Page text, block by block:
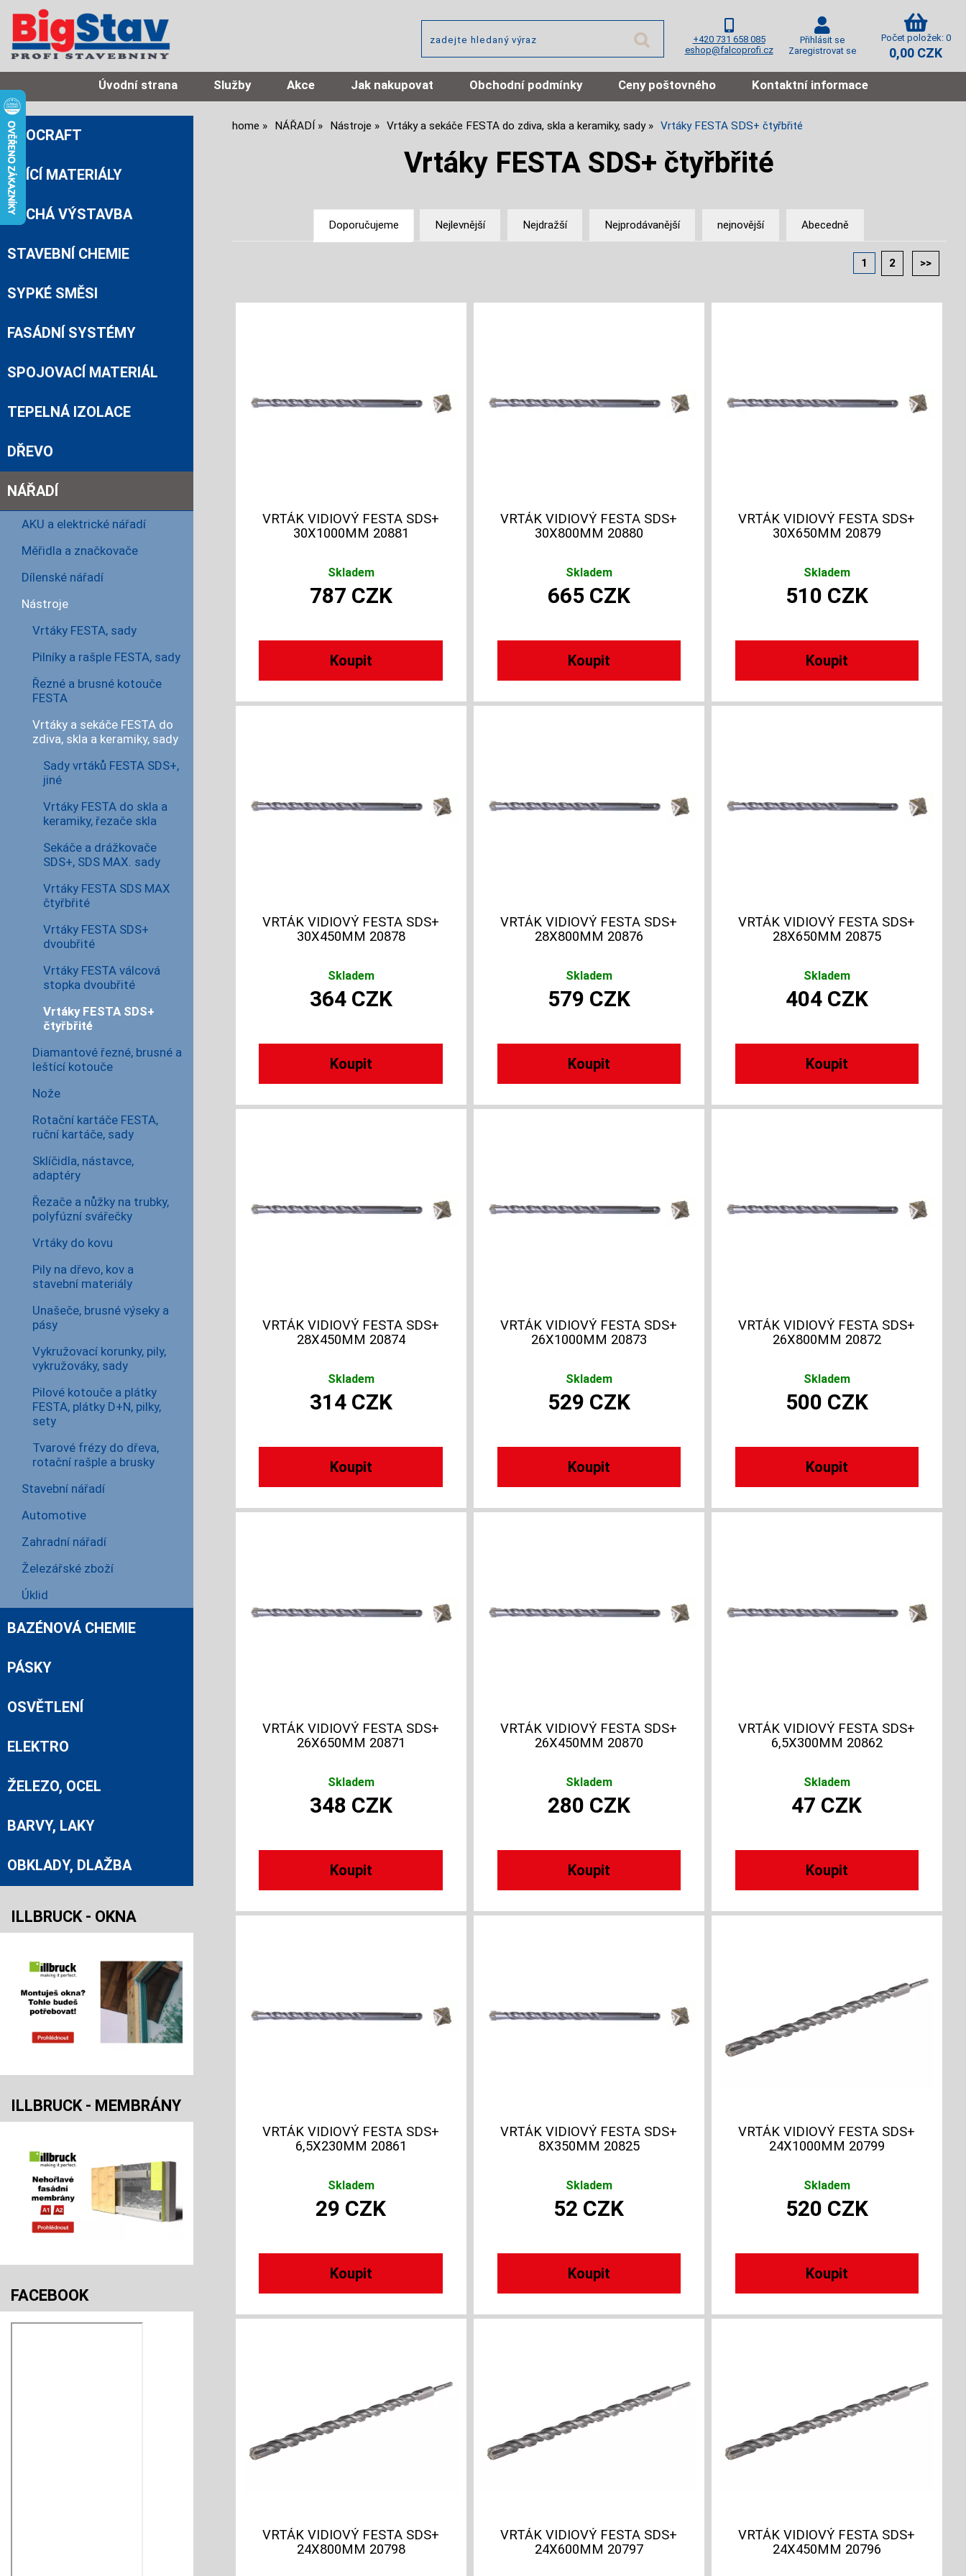
+420 731 658 085
eshop@falcoprofi.cz
Přihlásit se
Zaregistrovat se
Počet položek: 0
0,00 CZK
Úvodní strana Služby Akce Jak nakupovat Obchodní podmínky Ceny poštovného Kontaktní informace
home NÁŘADÍ Nástroje Vrtáky a sekáče FESTA do zdiva, skla a keramiky, sady Vrtáky FESTA SDS+ čtyřbřité
Vrtáky FESTA SDS+ čtyřbřité
Doporučujeme Nejlevnější Nejdražší Nejprodávanější nejnovější Abecedně
1 2 >>
VRTÁK VIDIOVÝ FESTA SDS+
30X1000MM 20881
Skladem
787 CZK
VRTÁK VIDIOVÝ FESTA SDS+
30X800MM 20880
Skladem
665 CZK
VRTÁK VIDIOVÝ FESTA SDS+
30X650MM 20879
Skladem
510 CZK
VRTÁK VIDIOVÝ FESTA SDS+
30X450MM 20878
Skladem
364 CZK
VRTÁK VIDIOVÝ FESTA SDS+
28X800MM 20876
Skladem
579 CZK
VRTÁK VIDIOVÝ FESTA SDS+
28X650MM 20875
Skladem
404 CZK
VRTÁK VIDIOVÝ FESTA SDS+
28X450MM 20874
Skladem
314 CZK
VRTÁK VIDIOVÝ FESTA SDS+
26X1000MM 20873
Skladem
529 CZK
VRTÁK VIDIOVÝ FESTA SDS+
26X800MM 20872
Skladem
500 CZK
VRTÁK VIDIOVÝ FESTA SDS+
26X650MM 20871
Skladem
348 CZK
VRTÁK VIDIOVÝ FESTA SDS+
26X450MM 20870
Skladem
280 CZK
VRTÁK VIDIOVÝ FESTA SDS+
6,5X300MM 20862
Skladem
47 CZK
VRTÁK VIDIOVÝ FESTA SDS+
6,5X230MM 20861
Skladem
29 CZK
VRTÁK VIDIOVÝ FESTA SDS+
8X350MM 20825
Skladem
52 CZK
VRTÁK VIDIOVÝ FESTA SDS+
24X1000MM 20799
Skladem
520 CZK
VRTÁK VIDIOVÝ FESTA SDS+
24X800MM 20798
VRTÁK VIDIOVÝ FESTA SDS+
24X600MM 20797
VRTÁK VIDIOVÝ FESTA SDS+
24X450MM 20796
PROCRAFT
ZDÍCÍ MATERIÁLY
SUCHÁ VÝSTAVBA
STAVEBNÍ CHEMIE
SYPKÉ SMĚSI
FASÁDNÍ SYSTÉMY
SPOJOVACÍ MATERIÁL
TEPELNÁ IZOLACE
DŘEVO
NÁŘADÍ
AKU a elektrické nářadí
Měřidla a značkovače
Dílenské nářadí
Nástroje
Vrtáky FESTA, sady
Pilníky a rašple FESTA, sady
Řezné a brusné kotouče
FESTA
Vrtáky a sekáče FESTA do
zdiva, skla a keramiky, sady
Sady vrtáků FESTA SDS+,
jiné
Vrtáky FESTA do skla a
keramiky, řezače skla
Sekáče a drážkovače
SDS+, SDS MAX. sady
Vrtáky FESTA SDS MAX
čtyřbřité
Vrtáky FESTA SDS+
dvoubřité
Vrtáky FESTA válcová
stopka dvoubřité
Vrtáky FESTA SDS+
čtyřbřité
Diamantové řezné, brusné a
leštící kotouče
Nože
Rotační kartáče FESTA,
ruční kartáče, sady
Sklíčidla, nástavce,
adaptéry
Řezače a nůžky na trubky,
polyfúzní svářečky
Vrtáky do kovu
Pily na dřevo, kov a
stavební materiály
Unašeče, brusné výseky a
pásy
Vykružovací korunky, pily,
vykružováky, sady
Pilové kotouče a plátky
FESTA, plátky D+N, pilky,
sety
Tvarové frézy do dřeva,
rotační rašple a brusky
Stavební nářadí
Automotive
Zahradní nářadí
Železářské zboží
Úklid
BAZÉNOVÁ CHEMIE
PÁSKY
OSVĚTLENÍ
ELEKTRO
ŽELEZO, OCEL
BARVY, LAKY
OBKLADY, DLAŽBA
ILLBRUCK - OKNA
ILLBRUCK - MEMBRÁNY
FACEBOOK